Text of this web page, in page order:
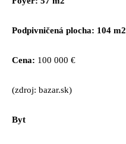
Podpivničená plocha: 104 m2
Cena: 100 000 €
(zdroj: bazar.sk)
Byt